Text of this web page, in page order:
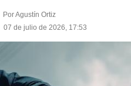
Por Agustín Ortiz
07 de julio de 2026, 17:53